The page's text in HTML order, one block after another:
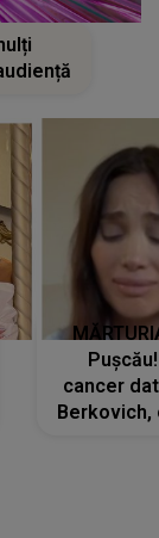
cancer
Berkovich,